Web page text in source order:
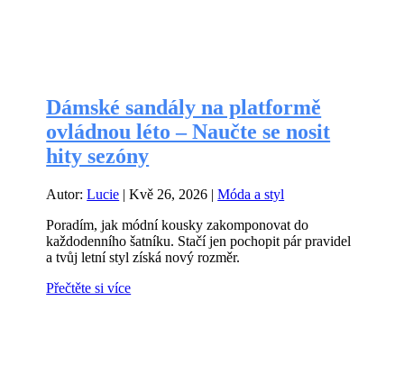
Dámské sandály na platformě
ovládnou léto – Naučte se nosit
hity sezóny
Autor:Lucie |Kvě 26, 2026 |Móda a styl
Poradím, jak módní kousky zakomponovat do
každodenního šatníku. Stačí jen pochopit pár pravidel
a tvůj letní styl získá nový rozměr.
Přečtěte si více